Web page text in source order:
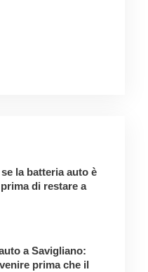
la batteria auto è
di restare a
a Savigliano:
prima che il